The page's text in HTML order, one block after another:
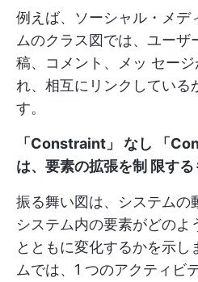
例えば、ソーシャル・メデ
ムのクラス図では、ユーザ
稿、コメント、メッ セー
れ、相互にリンクしている
す。
「Constraint」 なし 「
は、要素の拡張を制 限する
振る舞い図は、システムの
システム内の要素がどのよ
とともに変化するかを示し
ムでは、1 つのアクティビ